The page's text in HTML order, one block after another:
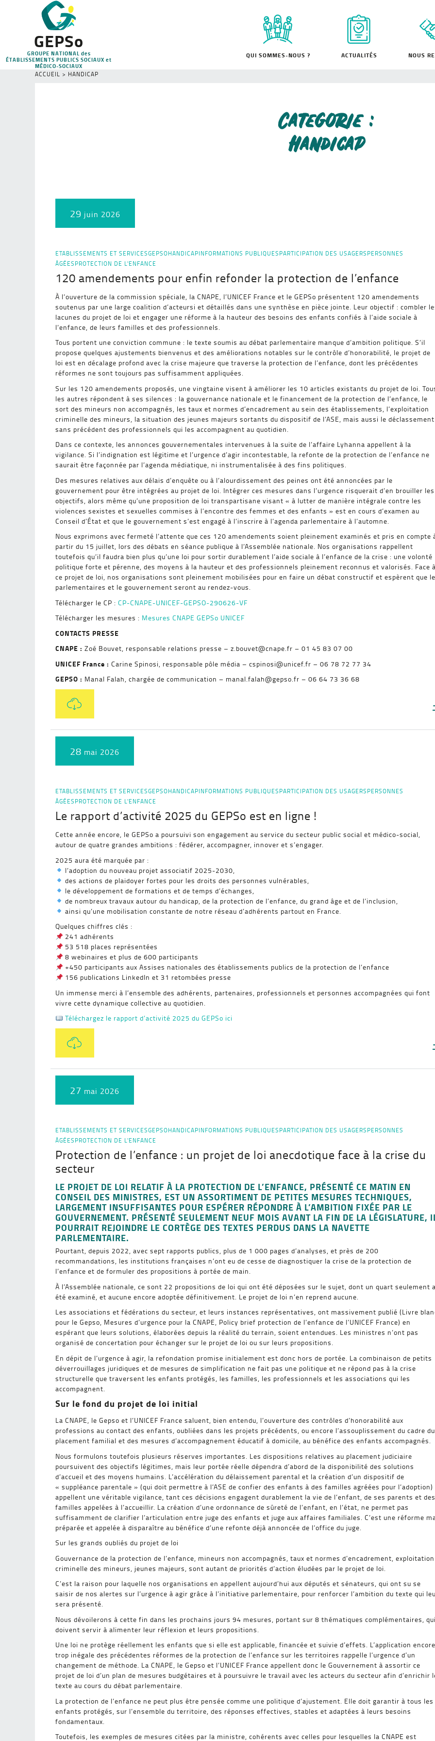
GEPSo
GROUPE NATIONAL des
ÉTABLISSEMENTS PUBLICS SOCIAUX et
MÉDICO-SOCIAUX
QUI SOMMES-NOUS ? ACTUALITÉS NOUS
ACCUEIL > HANDICAP
Categorie :
Handicap
29 juin 2026
ETABLISSEMENTS ET SERVICESGEPSOHANDICAPINFORMATIONS PUBLIQUESPARTICIPATION DES USAGERSPERSONNES
ÂGÉESPROTECTION DE L'ENFANCE
120 amendements pour enfin refonder la protection de l’enfance
À l’ouverture de la commission spéciale, la CNAPE, l’UNICEF France et le GEPSo présentent 120 amendements
soutenus par une large coalition d’acteursi et détaillés dans une synthèse en pièce jointe. Leur objectif : combler
lacunes du projet de loi et engager une réforme à la hauteur des besoins des enfants confiés à l’aide sociale à
l’enfance, de leurs familles et des professionnels.
Tous portent une conviction commune : le texte soumis au débat parlementaire manque d’ambition politique. S’il
propose quelques ajustements bienvenus et des améliorations notables sur le contrôle d’honorabilité, le projet de
loi est en décalage profond avec la crise majeure que traverse la protection de l’enfance, dont les précédentes
réformes ne sont toujours pas suffisamment appliquées.
Sur les 120 amendements proposés, une vingtaine visent à améliorer les 10 articles existants du projet de loi.
les autres répondent à ses silences : la gouvernance nationale et le financement de la protection de l’enfance, le
sort des mineurs non accompagnés, les taux et normes d’encadrement au sein des établissements, l’exploitation
criminelle des mineurs, la situation des jeunes majeurs sortants du dispositif de l’ASE, mais aussi le déclassement
sans précédent des professionnels qui les accompagnent au quotidien.
Dans ce contexte, les annonces gouvernementales intervenues à la suite de l’affaire Lyhanna appellent à la
vigilance. Si l’indignation est légitime et l’urgence d’agir incontestable, la refonte de la protection de l’enfance ne
saurait être façonnée par l’agenda médiatique, ni instrumentalisée à des fins politiques.
Des mesures relatives aux délais d’enquête ou à l’alourdissement des peines ont été annoncées par le
gouvernement pour être intégrées au projet de loi. Intégrer ces mesures dans l’urgence risquerait d’en brouiller les
objectifs, alors même qu’une proposition de loi transpartisane visant « à lutter de manière intégrale contre les
violences sexistes et sexuelles commises à l’encontre des femmes et des enfants » est en cours d’examen au
Conseil d’État et que le gouvernement s’est engagé à l’inscrire à l’agenda parlementaire à l’automne.
Nous exprimons avec fermeté l’attente que ces 120 amendements soient pleinement examinés et pris en compte
partir du 15 juillet, lors des débats en séance publique à l’Assemblée nationale. Nos organisations rappellent
toutefois qu’il faudra bien plus qu’une loi pour sortir durablement l’aide sociale à l’enfance de la crise : une volonté
politique forte et pérenne, des moyens à la hauteur et des professionnels pleinement reconnus et valorisés. Face
ce projet de loi, nos organisations sont pleinement mobilisées pour en faire un débat constructif et espèrent que
parlementaires et le gouvernement seront au rendez-vous.
Télécharger le CP : CP-CNAPE-UNICEF-GEPSO-290626-VF
Télécharger les mesures : Mesures CNAPE GEPSo UNICEF
CONTACTS PRESSE
CNAPE : Zoé Bouvet, responsable relations presse – z.bouvet@cnape.fr – 01 45 83 07 00
UNICEF France : Carine Spinosi, responsable pôle média – cspinosi@unicef.fr – 06 78 72 77 34
GEPSO : Manal Falah, chargée de communication – manal.falah@gepso.fr – 06 64 73 36 68
28 mai 2026
ETABLISSEMENTS ET SERVICESGEPSOHANDICAPINFORMATIONS PUBLIQUESPARTICIPATION DES USAGERSPERSONNES
ÂGÉESPROTECTION DE L'ENFANCE
Le rapport d’activité 2025 du GEPSo est en ligne !
Cette année encore, le GEPSo a poursuivi son engagement au service du secteur public social et médico-social,
autour de quatre grandes ambitions : fédérer, accompagner, innover et s’engager.
2025 aura été marquée par :
l’adoption du nouveau projet associatif 2025-2030,
des actions de plaidoyer fortes pour les droits des personnes vulnérables,
le développement de formations et de temps d’échanges,
de nombreux travaux autour du handicap, de la protection de l’enfance, du grand âge et de l’inclusion,
ainsi qu’une mobilisation constante de notre réseau d’adhérents partout en France.
Quelques chiffres clés :
241 adhérents
53 518 places représentées
8 webinaires et plus de 600 participants
+450 participants aux Assises nationales des établissements publics de la protection de l’enfance
156 publications LinkedIn et 31 retombées presse
Un immense merci à l’ensemble des adhérents, partenaires, professionnels et personnes accompagnées qui font
vivre cette dynamique collective au quotidien.
Téléchargez le rapport d’activité 2025 du GEPSo ici
27 mai 2026
ETABLISSEMENTS ET SERVICESGEPSOHANDICAPINFORMATIONS PUBLIQUESPARTICIPATION DES USAGERSPERSONNES
ÂGÉESPROTECTION DE L'ENFANCE
Protection de l’enfance : un projet de loi anecdotique face à la crise du
secteur
LE PROJET DE LOI RELATIF À LA PROTECTION DE L’ENFANCE, PRÉSENTÉ CE MATIN EN
CONSEIL DES MINISTRES, EST UN ASSORTIMENT DE PETITES MESURES TECHNIQUES,
LARGEMENT INSUFFISANTES POUR ESPÉRER RÉPONDRE À L’AMBITION FIXÉE PAR LE
GOUVERNEMENT. PRÉSENTÉ SEULEMENT NEUF MOIS AVANT LA FIN DE LA LÉGISLATURE,
POURRAIT REJOINDRE LE CORTÈGE DES TEXTES PERDUS DANS LA NAVETTE
PARLEMENTAIRE.
Pourtant, depuis 2022, avec sept rapports publics, plus de 1 000 pages d’analyses, et près de 200
recommandations, les institutions françaises n’ont eu de cesse de diagnostiquer la crise de la protection de
l’enfance et de formuler des propositions à portée de main.
À l’Assemblée nationale, ce sont 22 propositions de loi qui ont été déposées sur le sujet, dont un quart seulement
été examiné, et aucune encore adoptée définitivement. Le projet de loi n’en reprend aucune.
Les associations et fédérations du secteur, et leurs instances représentatives, ont massivement publié (Livre
pour le Gepso, Mesures d’urgence pour la CNAPE, Policy brief protection de l’enfance de l’UNICEF France) en
espérant que leurs solutions, élaborées depuis la réalité du terrain, soient entendues. Les ministres n’ont pas
organisé de concertation pour échanger sur le projet de loi ou sur leurs propositions.
En dépit de l’urgence à agir, la refondation promise initialement est donc hors de portée. La combinaison de petits
déverrouillages juridiques et de mesures de simplification ne fait pas une politique et ne répond pas à la crise
structurelle que traversent les enfants protégés, les familles, les professionnels et les associations qui les
accompagnent.
Sur le fond du projet de loi initial
La CNAPE, le Gepso et l’UNICEF France saluent, bien entendu, l’ouverture des contrôles d’honorabilité aux
professions au contact des enfants, oubliées dans les projets précédents, ou encore l’assouplissement du cadre du
placement familial et des mesures d’accompagnement éducatif à domicile, au bénéfice des enfants accompagnés.
Nous formulons toutefois plusieurs réserves importantes. Les dispositions relatives au placement judiciaire
poursuivent des objectifs légitimes, mais leur portée réelle dépendra d’abord de la disponibilité des solutions
d’accueil et des moyens humains. L’accélération du délaissement parental et la création d’un dispositif de
« suppléance parentale » (qui doit permettre à l’ASE de confier des enfants à des familles agréées pour l’adoption)
appellent une véritable vigilance, tant ces décisions engagent durablement la vie de l’enfant, de ses parents et des
familles appelées à l’accueillir. La création d’une ordonnance de sûreté de l’enfant, en l’état, ne permet pas
suffisamment de clarifier l’articulation entre juge des enfants et juge aux affaires familiales. C’est une réforme
préparée et appelée à disparaître au bénéfice d’une refonte déjà annoncée de l’office du juge.
Sur les grands oubliés du projet de loi
Gouvernance de la protection de l’enfance, mineurs non accompagnés, taux et normes d’encadrement, exploitation
criminelle des mineurs, jeunes majeurs, sont autant de priorités d’action éludées par le projet de loi.
C’est la raison pour laquelle nos organisations en appellent aujourd’hui aux députés et sénateurs, qui ont su se
saisir de nos alertes sur l’urgence à agir grâce à l’initiative parlementaire, pour renforcer l’ambition du texte qui
sera présenté.
Nous dévoilerons à cette fin dans les prochains jours 94 mesures, portant sur 8 thématiques complémentaires,
doivent servir à alimenter leur réflexion et leurs propositions.
Une loi ne protège réellement les enfants que si elle est applicable, financée et suivie d’effets. L’application encore
trop inégale des précédentes réformes de la protection de l’enfance sur les territoires rappelle l’urgence d’un
changement de méthode. La CNAPE, le Gepso et l’UNICEF France appellent donc le Gouvernement à assortir ce
projet de loi d’un plan de mesures budgétaires et à poursuivre le travail avec les acteurs du secteur afin d’enrichir
texte au cours du débat parlementaire.
La protection de l’enfance ne peut plus être pensée comme une politique d’ajustement. Elle doit garantir à tous les
enfants protégés, sur l’ensemble du territoire, des réponses effectives, stables et adaptées à leurs besoins
fondamentaux.
Toutefois, les exemples de mesures citées par la ministre, cohérents avec celles pour lesquelles la CNAPE est